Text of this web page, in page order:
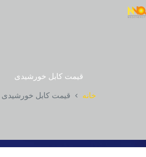
قیمت کابل خورشیدی
خانه قیمت کابل خورشیدی